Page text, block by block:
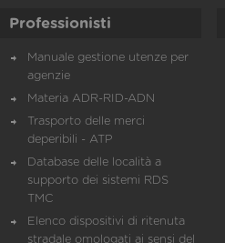
Professionisti
Manuale gestione utenze per
agenzie
Materia ADR-RID-ADN
Trasporto delle merci
deperibili - ATP
Database delle località a
supporto dei sistemi RDS
TMC
Elenco dispositivi di ritenuta
stradale omologati ai sensi del